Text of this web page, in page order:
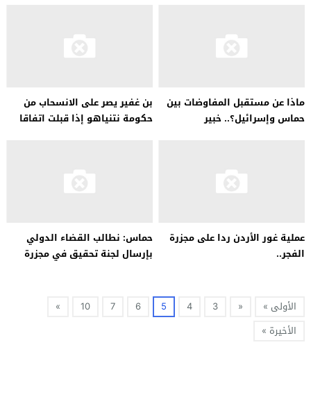
ماذا عن مستقبل المفاوضات بين
حماس وإسرائيل؟.. خبير
بن غفير يصر على الانسحاب من
حكومة نتنياهو إذا قبلت اتفاقا
عملية غور الأردن ردا على مجزرة
الفجر..
حماس: نطالب القضاء الدولي
بإرسال لجنة تحقيق في مجزرة
الأولى » «
3
4
5
6
7
10
»
الأخيرة »